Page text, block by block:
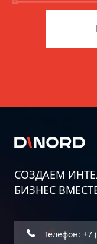
СОЗДАЕМ
БИЗНЕС
Телефон: +7